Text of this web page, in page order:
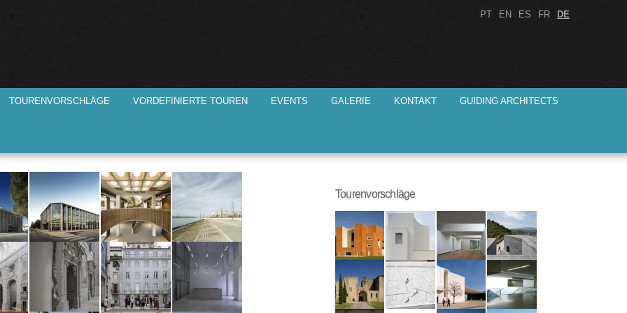
PT EN ES FR DE
TOURENVORSCHLÄGE VORDEFINIERTE TOUREN EVENTS GALERIE KONTAKT GUIDING ARCHITECTS
Tourenvorschläge